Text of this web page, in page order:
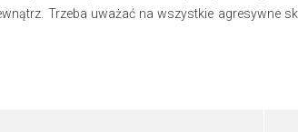
Trzeba uważać na wszystkie agresywne